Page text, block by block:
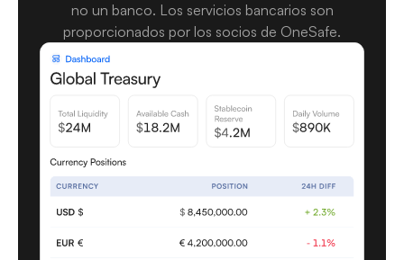
no un banco. Los servicios bancarios son
proporcionados por los socios de OneSafe.